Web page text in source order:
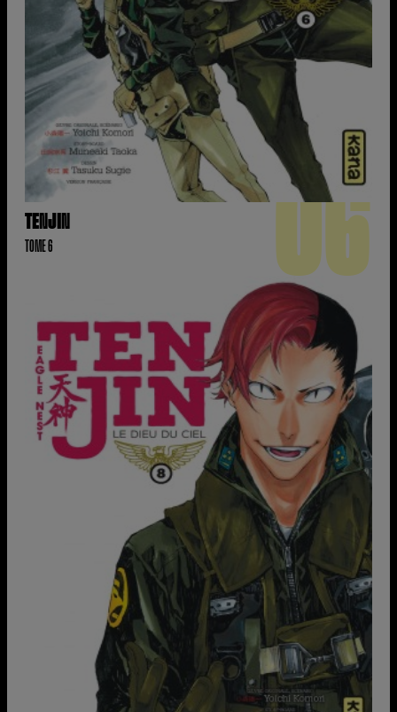
TENJIN
TOME 6 06